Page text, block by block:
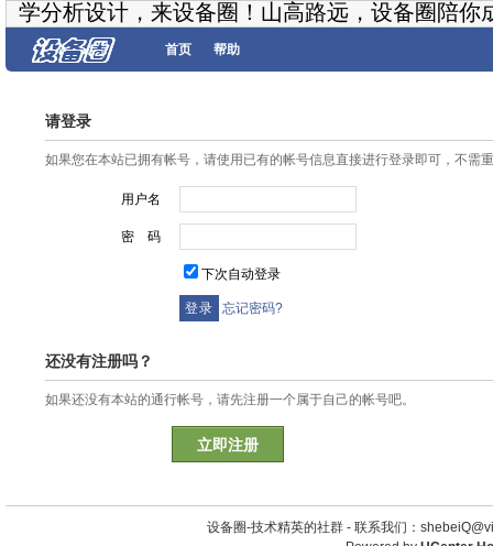
学分析设计，来设备圈！山高路远，设备圈陪你
首页 帮助
请登录
如果您在本站已拥有帐号，请使用已有的帐号信息直接进行登录即可，不需
用户名
密 码
下次自动登录
忘记密码?
还没有注册吗？
如果还没有本站的通行帐号，请先注册一个属于自己的帐号吧。
立即注册
设备圈-技术精英的社群 - 联系我们：